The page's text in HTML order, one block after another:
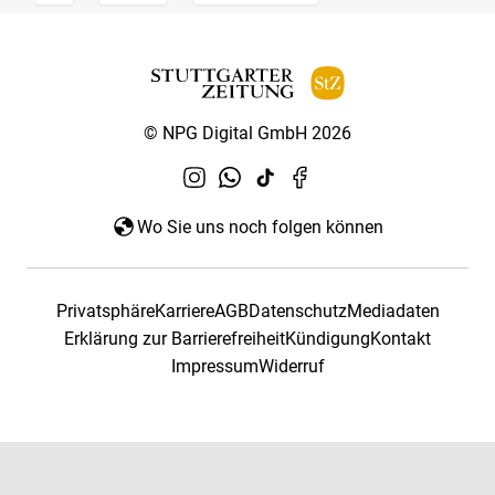
© NPG Digital GmbH 2026
Wo Sie uns noch folgen können
PrivatsphäreKarriereAGBDatenschutzMediadaten
Erklärung zur BarrierefreiheitKündigungKontakt
ImpressumWiderruf